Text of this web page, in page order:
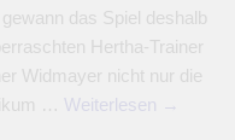
das Spiel deshalb
Hertha-Trainer
Widmayer nicht nur die
… Weiterlesen →